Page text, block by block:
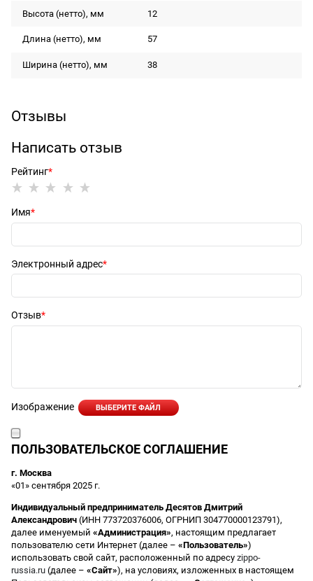
Высота (нетто), мм 12
Длина (нетто), мм 57
Ширина (нетто), мм 38
Отзывы
Написать отзыв
Рейтинг
Имя
Электронный адрес
Отзыв
Изображение ВЫБЕРИТЕ ФАЙЛ
ПОЛЬЗОВАТЕЛЬСКОЕ СОГЛАШЕНИЕ
г. Москва
«01» сентября 2025 г.
Индивидуальный предприниматель Десятов Дмитрий
Александрович (ИНН 773720376006, ОГРНИП 304770000123791),
далее именуемый «Администрация», настоящим предлагает
пользователю сети Интернет (далее – «Пользователь»)
использовать свой сайт, расположенный по адресу zippo-
russia.ru (далее – «Сайт»), на условиях, изложенных в настоящем